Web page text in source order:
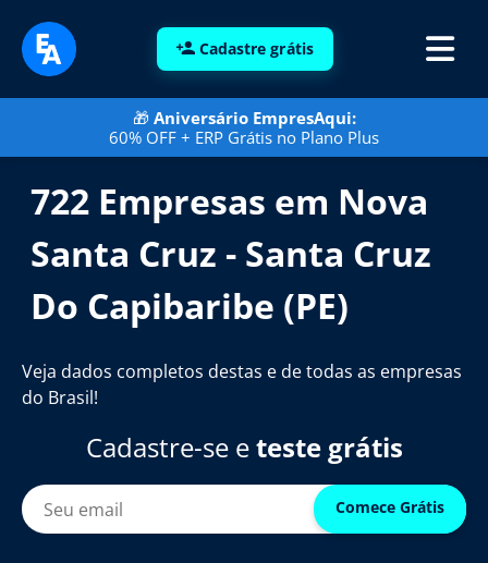
Cadastre grátis
🎁 Aniversário EmpresAqui:
60% OFF + ERP Grátis no Plano Plus
722 Empresas em Nova
Santa Cruz - Santa Cruz
Do Capibaribe (PE)
Veja dados completos destas e de todas as empresas
do Brasil!
Cadastre-se eteste grátis
Comece Grátis